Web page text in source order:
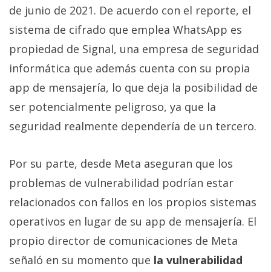
de junio de 2021. De acuerdo con el reporte, el
sistema de cifrado que emplea WhatsApp es
propiedad de Signal, una empresa de seguridad
informática que además cuenta con su propia
app de mensajería, lo que deja la posibilidad de
ser potencialmente peligroso, ya que la
seguridad realmente dependería de un tercero.
Por su parte, desde Meta aseguran que los
problemas de vulnerabilidad podrían estar
relacionados con fallos en los propios sistemas
operativos en lugar de su app de mensajería. El
propio director de comunicaciones de Meta
señaló en su momento que la vulnerabilidad